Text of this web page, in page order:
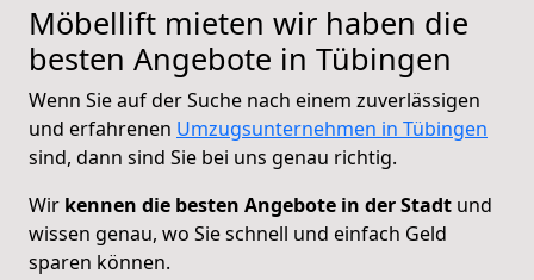
Möbellift mieten wir haben die
besten Angebote in Tübingen
Wenn Sie auf der Suche nach einem zuverlässigen
und erfahrenen Umzugsunternehmen in Tübingen
sind, dann sind Sie bei uns genau richtig.
Wir kennen die besten Angebote in der Stadt und
wissen genau, wo Sie schnell und einfach Geld
sparen können.